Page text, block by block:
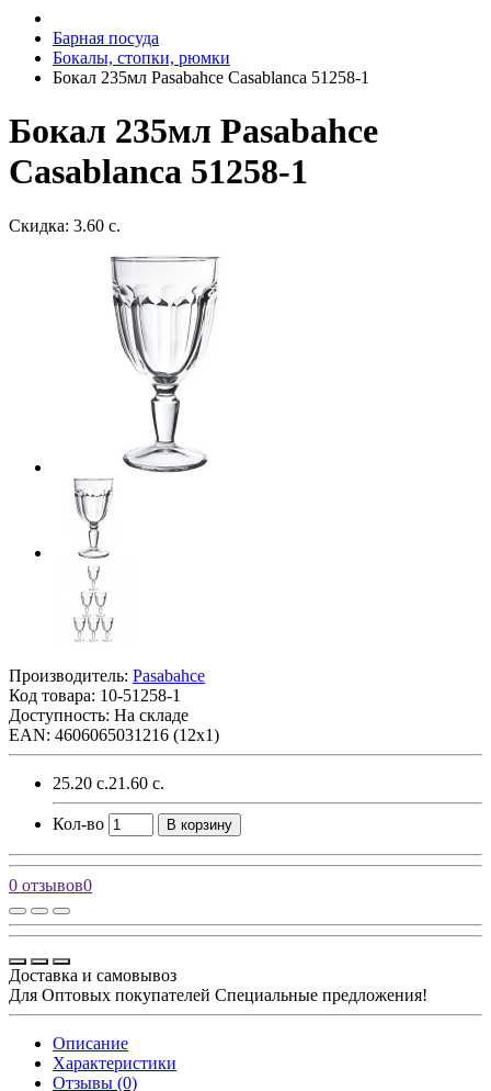
Барная посуда
Бокалы, стопки, рюмки
Бокал 235мл Pasabahce Casablanca 51258-1
Бокал 235мл Pasabahce
Casablanca 51258-1
Скидка: 3.60 с.
Производитель: Pasabahce
Код товара: 10-51258-1
Доступность: На складе
EAN: 4606065031216 (12х1)
25.20 с.21.60 с.
Кол-во В корзину
0 отзывов0
Доставка и самовывоз
Для Оптовых покупателей Специальные предложения!
Описание
Характеристики
Отзывы (0)